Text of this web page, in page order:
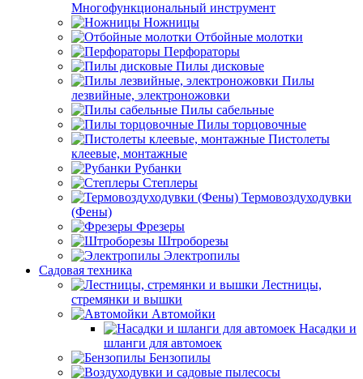
Многофункциональный инструмент
Ножницы
Отбойные молотки
Перфораторы
Пилы дисковые
Пилы
лезвийные, электроножовки
Пилы сабельные
Пилы торцовочные
Пистолеты
клеевые, монтажные
Рубанки
Степлеры
Термовоздуходувки
(Фены)
Фрезеры
Штроборезы
Электропилы
Садовая техника
Лестницы,
стремянки и вышки
Автомойки
Насадки и
шланги для автомоек
Бензопилы